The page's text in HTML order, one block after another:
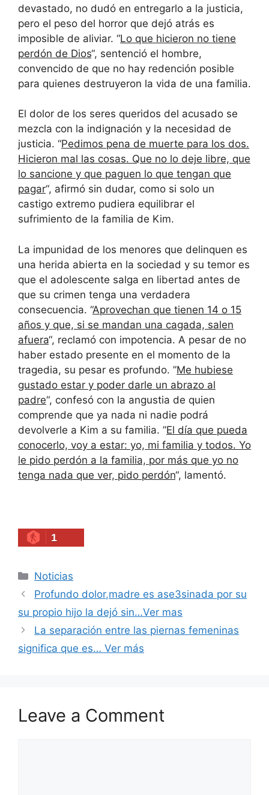
devastado, no dudó en entregarlo a la justicia,
pero el peso del horror que dejó atrás es
imposible de aliviar. “Lo que hicieron no tiene
perdón de Dios“, sentenció el hombre,
convencido de que no hay redención posible
para quienes destruyeron la vida de una familia.
El dolor de los seres queridos del acusado se
mezcla con la indignación y la necesidad de
justicia. “Pedimos pena de muerte para los dos.
Hicieron mal las cosas. Que no lo deje libre, que
lo sancione y que paguen lo que tengan que
pagar“, afirmó sin dudar, como si solo un
castigo extremo pudiera equilibrar el
sufrimiento de la familia de Kim.
La impunidad de los menores que delinquen es
una herida abierta en la sociedad y su temor es
que el adolescente salga en libertad antes de
que su crimen tenga una verdadera
consecuencia. “Aprovechan que tienen 14 o 15
años y que, si se mandan una cagada, salen
afuera“, reclamó con impotencia. A pesar de no
haber estado presente en el momento de la
tragedia, su pesar es profundo. ”Me hubiese
gustado estar y poder darle un abrazo al
padre“, confesó con la angustia de quien
comprende que ya nada ni nadie podrá
devolverle a Kim a su familia. ”El día que pueda
conocerlo, voy a estar: yo, mi familia y todos. Yo
le pido perdón a la familia, por más que yo no
tenga nada que ver, pido perdón“, lamentó.
1
Categories
Noticias
Profundo dolor,madre es ase3sinada por su
su propio hijo la dejó sin…Ver mas
La separación entre las piernas femeninas
significa que es… Ver más
Leave a Comment